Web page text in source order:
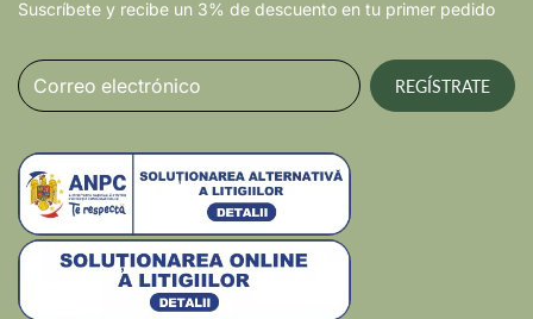
Suscríbete y recibe un 3% de descuento en tu primer pedido
Correo electrónico
REGÍSTRATE